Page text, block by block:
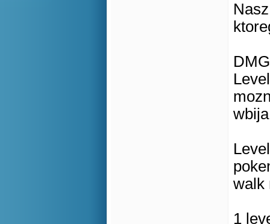
walk
1